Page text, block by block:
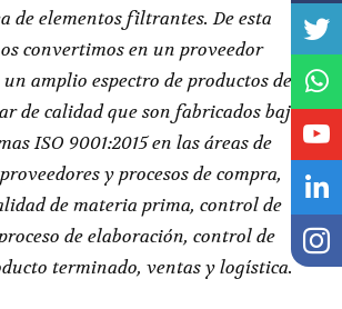
de elementos filtrantes. De esta
convertimos en un proveedor
amplio espectro de productos de
de calidad que son fabricados bajo
ISO 9001:2015 en las áreas de
y procesos de compra,
de materia prima, control de
de elaboración, control de
terminado, ventas y logística.